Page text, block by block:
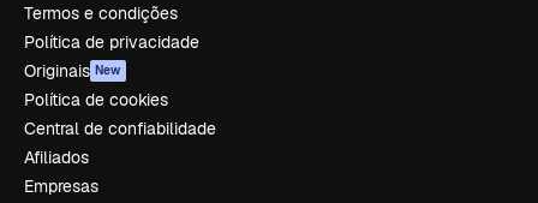
Termos e condições
Política de privacidade
Originais New
Política de cookies
Central de confiabilidade
Afiliados
Empresas